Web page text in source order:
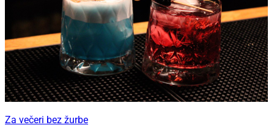
Za večeri bez žurbe